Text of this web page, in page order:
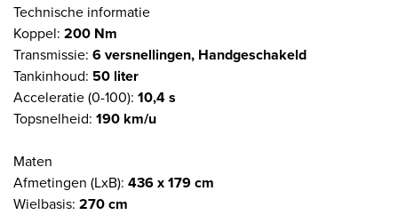
Technische informatie
Koppel: 200 Nm
Transmissie: 6 versnellingen, Handgeschakeld
Tankinhoud: 50 liter
Acceleratie (0-100): 10,4 s
Topsnelheid: 190 km/u
Maten
Afmetingen (LxB): 436 x 179 cm
Wielbasis: 270 cm